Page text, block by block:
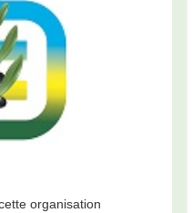
organisation